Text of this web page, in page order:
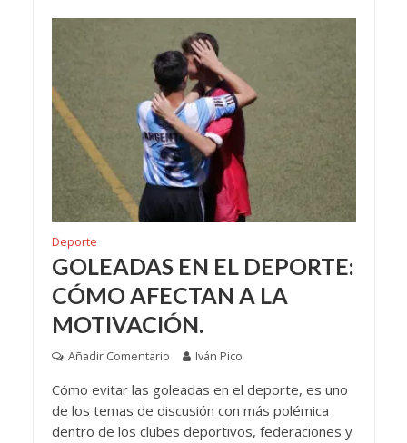
Deporte
GOLEADAS EN EL DEPORTE:
CÓMO AFECTAN A LA
MOTIVACIÓN.
Añadir Comentario Iván Pico
Cómo evitar las goleadas en el deporte, es uno
de los temas de discusión con más polémica
dentro de los clubes deportivos, federaciones y